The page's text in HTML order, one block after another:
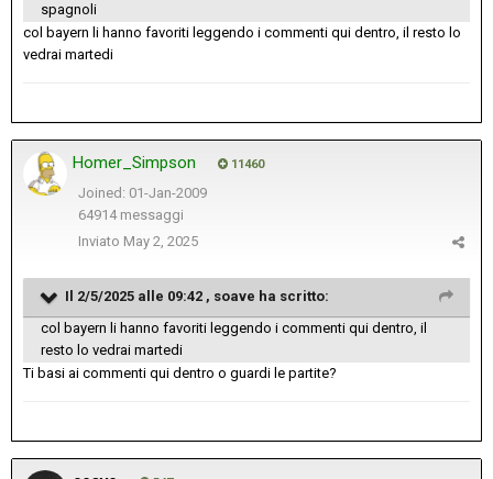
spagnoli
col bayern li hanno favoriti leggendo i commenti qui dentro, il resto lo
vedrai martedi
Homer_Simpson 11460
Joined: 01-Jan-2009
64914 messaggi
Inviato May 2, 2025
Il 2/5/2025 alle 09:42 , soave ha scritto:
col bayern li hanno favoriti leggendo i commenti qui dentro, il
resto lo vedrai martedi
Ti basi ai commenti qui dentro o guardi le partite?